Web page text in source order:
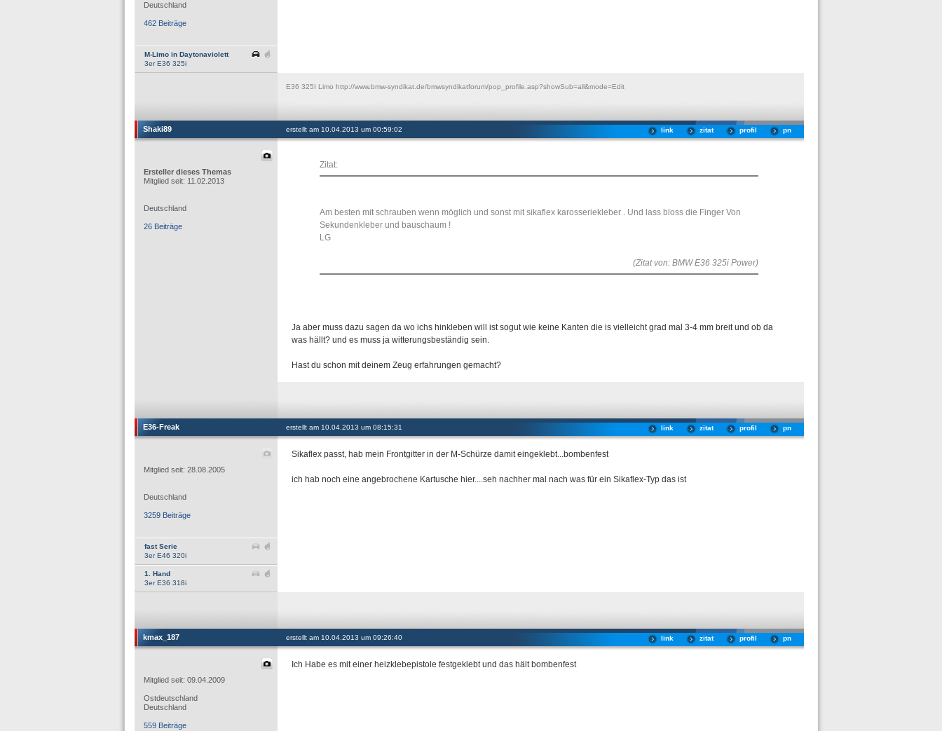
Deutschland
462 Beiträge
M-Limo in Daytonaviolett
3er E36 325i
E36 325I Limo http://www.bmw-syndikat.de/bmwsyndikatforum/pop_profile.asp?showSub=all&mode=Edit
Shaki89 erstellt am 10.04.2013 um 00:59:02 pn
profil
zitat
link
Ersteller dieses Themas
Mitglied seit: 11.02.2013
Deutschland
26 Beiträge
Zitat:
Am besten mit schrauben wenn möglich und sonst mit sikaflex karosseriekleber . Und lass bloss die Finger Von
Sekundenkleber und bauschaum !
LG
(Zitat von: BMW E36 325i Power)
Ja aber muss dazu sagen da wo ichs hinkleben will ist sogut wie keine Kanten die is vielleicht grad mal 3-4 mm breit und ob da
was hällt? und es muss ja witterungsbeständig sein.
Hast du schon mit deinem Zeug erfahrungen gemacht?
E36-Freak erstellt am 10.04.2013 um 08:15:31 pn
profil
zitat
link
Mitglied seit: 28.08.2005
Deutschland
3259 Beiträge
fast Serie
3er E46 320i
1. Hand
3er E36 318i
Sikaflex passt, hab mein Frontgitter in der M-Schürze damit eingeklebt...bombenfest
ich hab noch eine angebrochene Kartusche hier....seh nachher mal nach was für ein Sikaflex-Typ das ist
kmax_187 erstellt am 10.04.2013 um 09:26:40 pn
profil
zitat
link
Mitglied seit: 09.04.2009
Ostdeutschland
Deutschland
559 Beiträge
Ich Habe es mit einer heizklebepistole festgeklebt und das hält bombenfest